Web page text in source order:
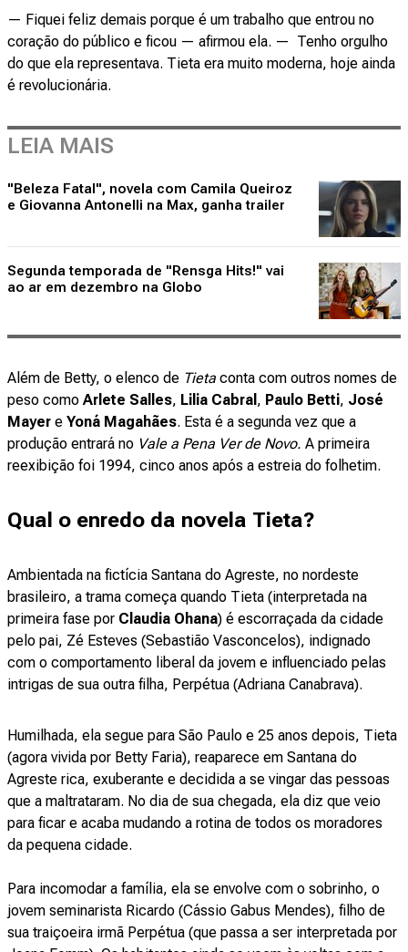
— Fiquei feliz demais porque é um trabalho que entrou no
coração do público e ficou — afirmou ela. — Tenho orgulho
do que ela representava. Tieta era muito moderna, hoje ainda
é revolucionária.
LEIA MAIS
"Beleza Fatal", novela com Camila Queiroz
e Giovanna Antonelli na Max, ganha trailer
Segunda temporada de "Rensga Hits!" vai
ao ar em dezembro na Globo
Além de Betty, o elenco de Tieta conta com outros nomes de
peso como Arlete Salles, Lilia Cabral , Paulo Betti, José
Mayer e Yoná Magahães. Esta é a segunda vez que a
produção entrará no Vale a Pena Ver de Novo. A primeira
reexibição foi 1994, cinco anos após a estreia do folhetim.
Qual o enredo da novela Tieta?
Ambientada na fictícia Santana do Agreste, no nordeste
brasileiro, a trama começa quando Tieta (interpretada na
primeira fase por Claudia Ohana) é escorraçada da cidade
pelo pai, Zé Esteves (Sebastião Vasconcelos), indignado
com o comportamento liberal da jovem e influenciado pelas
intrigas de sua outra filha, Perpétua (Adriana Canabrava).
Humilhada, ela segue para São Paulo e 25 anos depois, Tieta
(agora vivida por Betty Faria), reaparece em Santana do
Agreste rica, exuberante e decidida a se vingar das pessoas
que a maltrataram. No dia de sua chegada, ela diz que veio
para ficar e acaba mudando a rotina de todos os moradores
da pequena cidade.
Para incomodar a família, ela se envolve com o sobrinho, o
jovem seminarista Ricardo (Cássio Gabus Mendes), filho de
sua traiçoeira irmã Perpétua (que passa a ser interpretada por